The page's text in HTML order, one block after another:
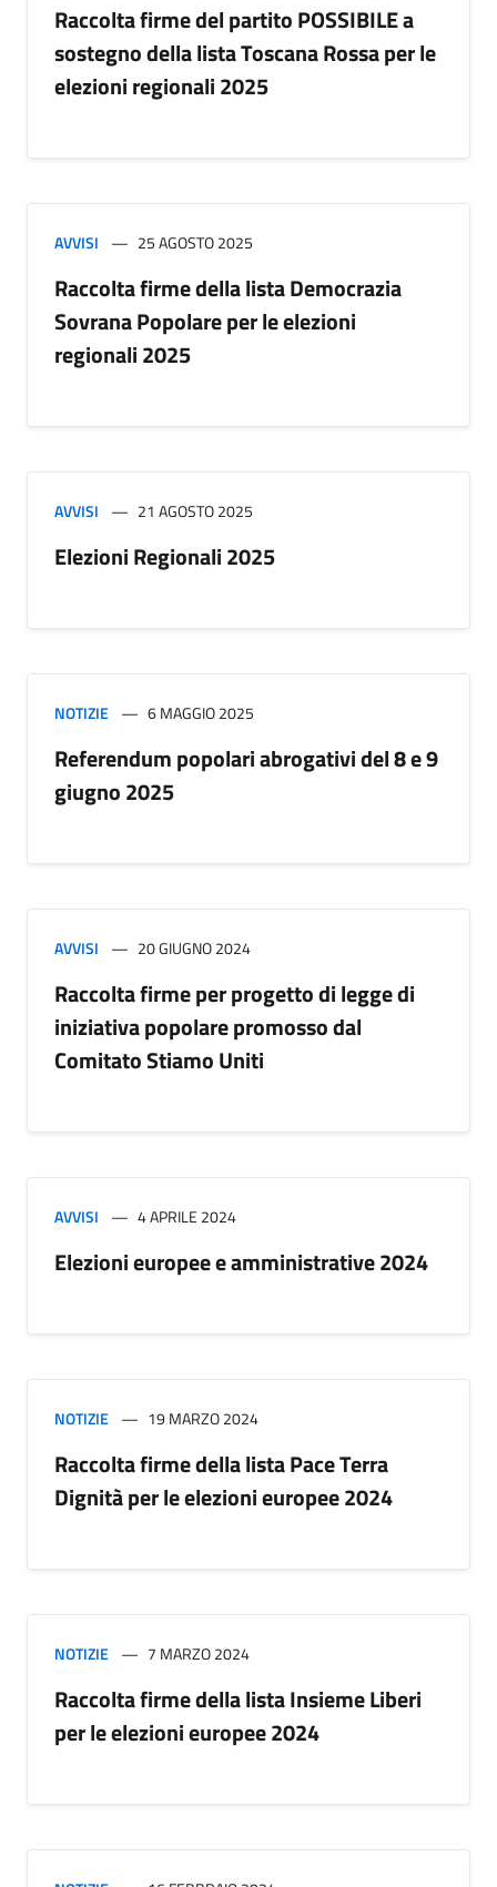
Raccolta firme del partito POSSIBILE a
sostegno della lista Toscana Rossa per le
elezioni regionali 2025
AVVISI 25 AGOSTO 2025
Raccolta firme della lista Democrazia
Sovrana Popolare per le elezioni
regionali 2025
AVVISI 21 AGOSTO 2025
Elezioni Regionali 2025
NOTIZIE 6 MAGGIO 2025
Referendum popolari abrogativi del 8 e 9
giugno 2025
AVVISI 20 GIUGNO 2024
Raccolta firme per progetto di legge di
iniziativa popolare promosso dal
Comitato Stiamo Uniti
AVVISI 4 APRILE 2024
Elezioni europee e amministrative 2024
NOTIZIE 19 MARZO 2024
Raccolta firme della lista Pace Terra
Dignità per le elezioni europee 2024
NOTIZIE 7 MARZO 2024
Raccolta firme della lista Insieme Liberi
per le elezioni europee 2024